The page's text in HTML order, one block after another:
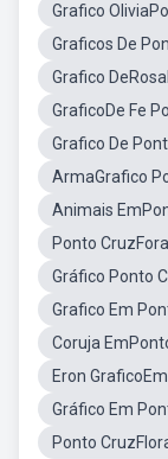
Grafico
Graficos De
Grafico
GraficoDe Fe
Grafico De
ArmaGrafico
Animais
Ponto
Gráfico Ponto
Grafico Em
Coruja
Eron
Gráfico Em
Ponto